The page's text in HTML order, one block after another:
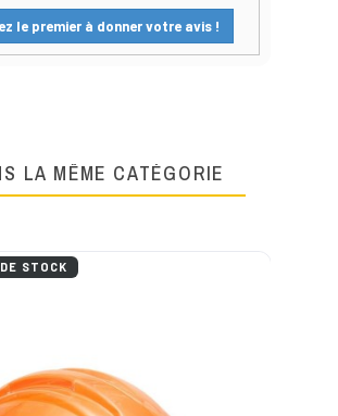
le premier à donner votre avis !
LA MÊME CATÉGORIE
STOCK